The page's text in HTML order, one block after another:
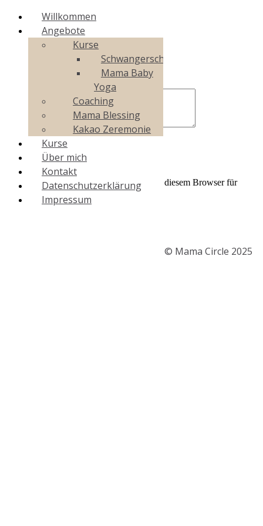
Schreibe einen Kommentar
Name, E-Mail-Adresse und Website in diesem Browser für
meinen nächsten Kommentar speichern.
© Mama Circle 2025
Willkommen
Angebote
Kurse
Schwangerschaftsyoga
Mama Baby
Yoga
Coaching
Mama Blessing
Kakao Zeremonie
Kurse
Über mich
Kontakt
Datenschutzerklärung
Impressum